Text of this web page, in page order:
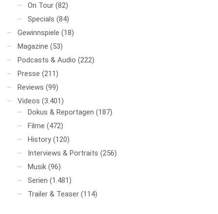
On Tour (82)
Specials (84)
Gewinnspiele (18)
Magazine (53)
Podcasts & Audio (222)
Presse (211)
Reviews (99)
Videos (3.401)
Dokus & Reportagen (187)
Filme (472)
History (120)
Interviews & Portraits (256)
Musik (96)
Serien (1.481)
Trailer & Teaser (114)